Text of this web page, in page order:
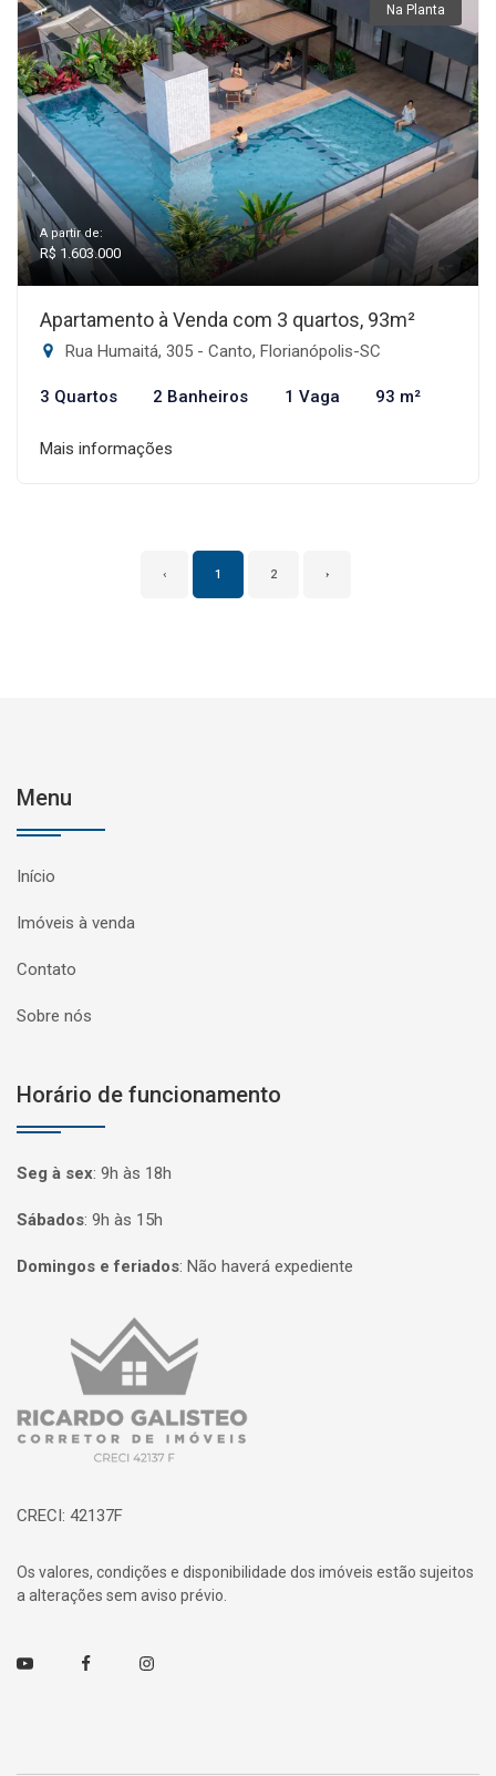
Na Planta
A partir de:
R$ 1.603.000
Apartamento à Venda com 3 quartos, 93m²
Rua Humaitá, 305 - Canto, Florianópolis-SC
3 Quartos 2 Banheiros 1 Vaga 93 m²
Mais informações
‹ 1 2 ›
Menu
Início
Imóveis à venda
Contato
Sobre nós
Horário de funcionamento
Seg à sex: 9h às 18h
Sábados: 9h às 15h
Domingos e feriados: Não haverá expediente
Página inicial
CRECI: 42137F
Os valores, condições e disponibilidade dos imóveis estão sujeitos
a alterações sem aviso prévio.
Youtube FacebookInstagram